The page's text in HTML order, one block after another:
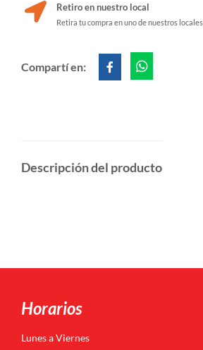
Retiro en nuestro local
Retira tu compra en uno de nuestros locales
Compartí en:
Descripción del producto
Horarios
Lunes a Viernes